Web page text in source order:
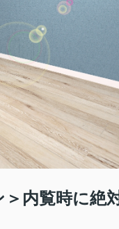
内覧時に絶